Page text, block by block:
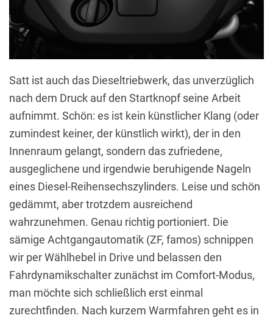
Satt ist auch das Dieseltriebwerk, das unverzüglich
nach dem Druck auf den Startknopf seine Arbeit
aufnimmt. Schön: es ist kein künstlicher Klang (oder
zumindest keiner, der künstlich wirkt), der in den
Innenraum gelangt, sondern das zufriedene,
ausgeglichene und irgendwie beruhigende Nageln
eines Diesel-Reihensechszylinders. Leise und schön
gedämmt, aber trotzdem ausreichend
wahrzunehmen. Genau richtig portioniert. Die
sämige Achtgangautomatik (ZF, famos) schnippen
wir per Wählhebel in Drive und belassen den
Fahrdynamikschalter zunächst im Comfort-Modus,
man möchte sich schließlich erst einmal
zurechtfinden. Nach kurzem Warmfahren geht es in